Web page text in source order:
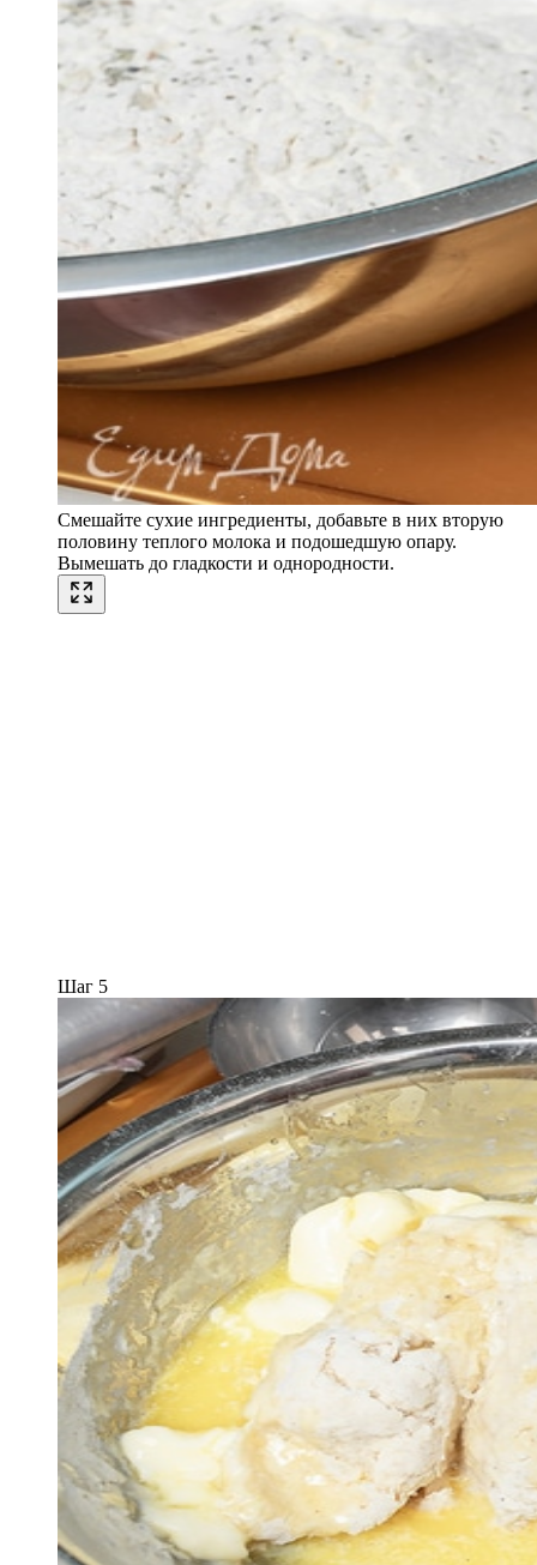
Смешайте сухие ингредиенты, добавьте в них вторую
половину теплого молока и подошедшую опару.
Вымешать до гладкости и однородности.
Шаг 5